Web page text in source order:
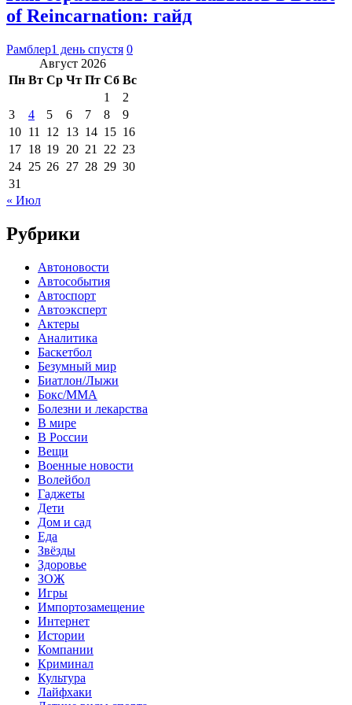
of Reincarnation: гайд
Рамблер1 день спустя 0
Август 2026
Пн Вт Ср Чт Пт Сб Вс
1
2
3
4 5 6 7 8
9
10 11 12 13 14 15 16
17 18 19 20 21 22 23
24 25 26 27 28 29 30
31
« Июл
Рубрики
Автоновости
Автособытия
Автоспорт
Автоэксперт
Актеры
Аналитика
Баскетбол
Безумный мир
Биатлон/Лыжи
Бокс/MMA
Болезни и лекарства
В мире
В России
Вещи
Военные новости
Волейбол
Гаджеты
Дети
Дом и сад
Еда
Звёзды
Здоровье
ЗОЖ
Игры
Импортозамещение
Интернет
Истории
Компании
Криминал
Культура
Лайфхаки